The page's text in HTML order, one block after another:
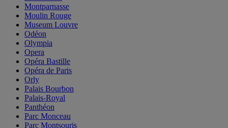
Montparnasse
Moulin Rouge
Museum Louvre
Odéon
Olympia
Opera
Opéra Bastille
Opéra de Paris
Orly
Palais Bourbon
Palais-Royal
Panthéon
Parc Monceau
Parc Montsouris